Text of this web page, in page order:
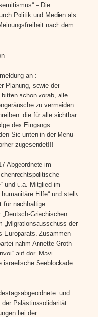
– Die
Politik und Medien als
nach dem
an :
Planung, sowie der
schon vorab, alle
zu vermeiden.
die für alle sichtbar
des Eingangs
Sie unten in der Menu-
zugesendet!!!
Abgeordnete im
und u.a. Mitglied im
Hilfe“ und stellv.
für nachhaltige
Griechischen
„Migrationsausschuss der
Europarats. Zusammen
nahm Annette Groth
auf der „Mavi
israelische Seeblockade
und
der Palästinasolidarität
bei der